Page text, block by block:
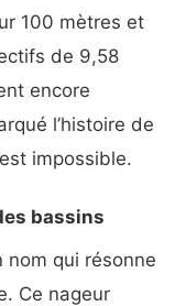
100 mètres et
de 9,58
encore
l’histoire de
impossible.
bassins
nom qui résonne
Ce nageur